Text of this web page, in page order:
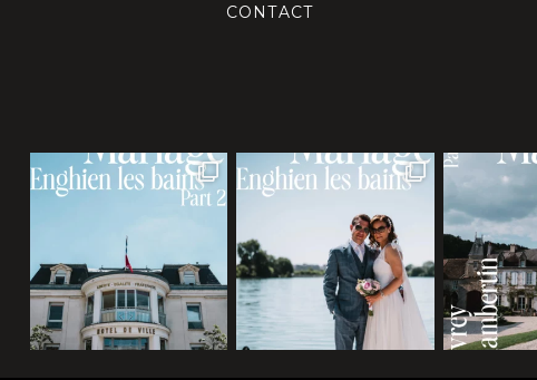
CONTACT